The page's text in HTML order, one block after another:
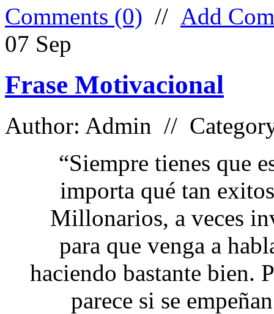
Comments (0) // Add
07 Sep
Frase Motivacional
Author: Admin //
“Siempre tienes que
importa qué tan
Millonarios, a veces
para que venga a
haciendo bastante bien.
parece si se